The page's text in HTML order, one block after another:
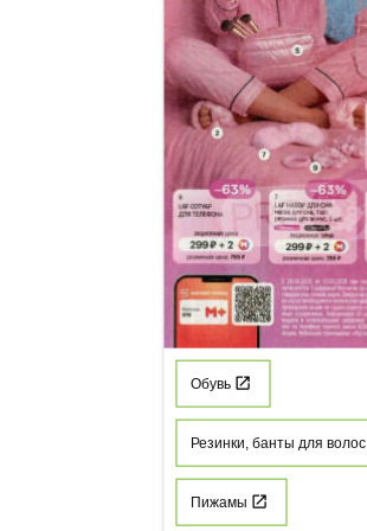
Обувь
Резинки, банты для волос
Пижамы